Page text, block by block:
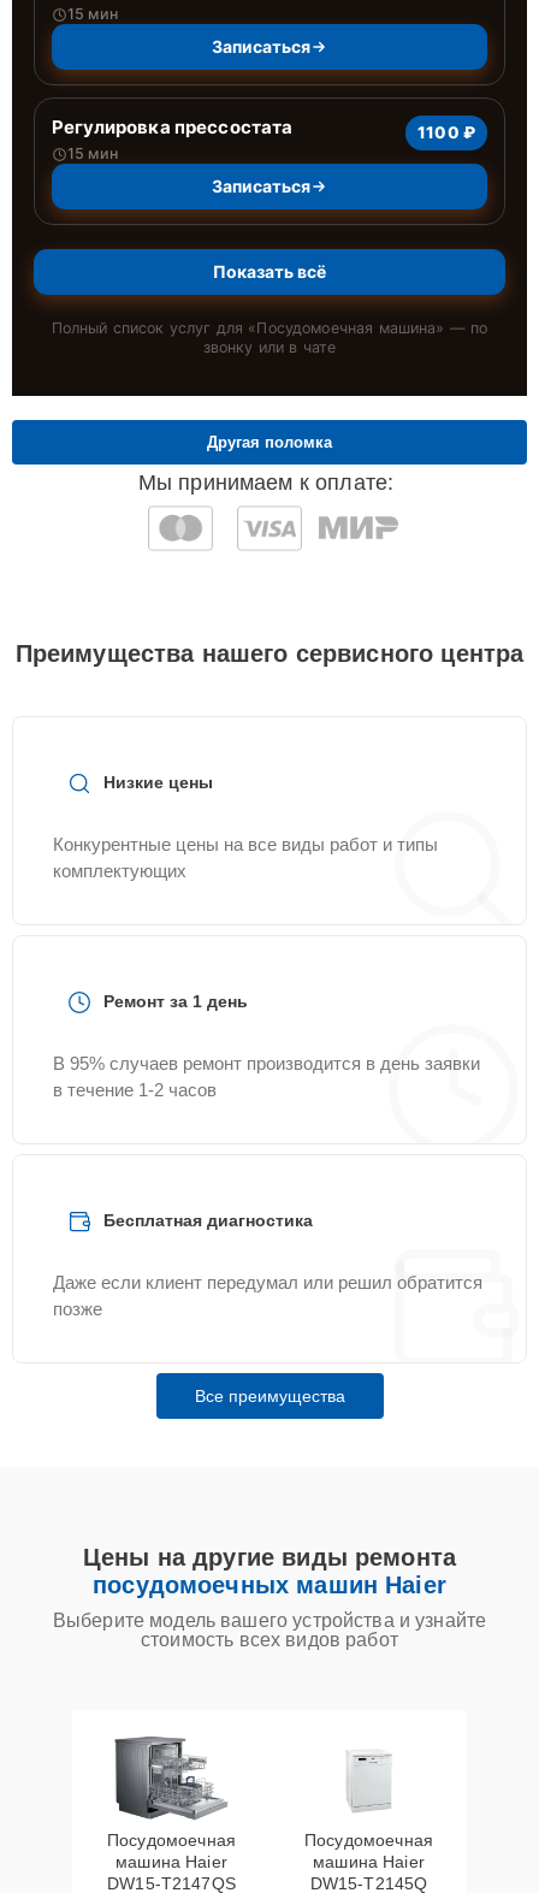
15 мин
Записаться
Регулировка прессостата
15 мин
1100 ₽
Записаться
Показать всё
Полный список услуг для «Посудомоечная машина» — по
звонку или в чате
Мы принимаем к оплате:
Другая поломка
Преимущества нашего сервисного центра
Низкие цены
Конкурентные цены на все виды работ и типы
комплектующих
Ремонт за 1 день
В 95% случаев ремонт производится в день заявки
в течение 1-2 часов
Бесплатная диагностика
Даже если клиент передумал или решил обратится
позже
Все преимущества
Цены на другие виды ремонта
посудомоечных машин Haier
Выберите модель вашего устройства и узнайте
стоимость всех видов работ
Посудомоечная
машина Haier
DW15-T2147QS
Посудомоечная
машина Haier
DW15-T2145Q